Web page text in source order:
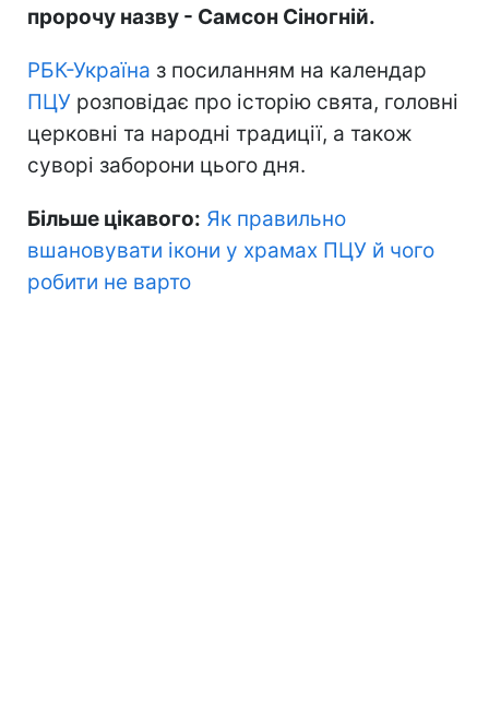
пророчу назву - Самсон Сіногній.
РБК-Україна з посиланням на календар
ПЦУ розповідає про історію свята, головні
церковні та народні традиції, а також
суворі заборони цього дня.
Більше цікавого: Як правильно
вшановувати ікони у храмах ПЦУ й чого
робити не варто